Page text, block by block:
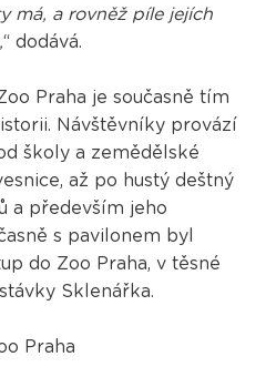
má, a rovněž píle jejích
“ dodává.
Praha je současně tím
Návštěvníky provází
školy a zemědělské
až po hustý deštný
a především jeho
s pavilonem byl
do Zoo Praha, v těsné
Sklenářka.
Praha